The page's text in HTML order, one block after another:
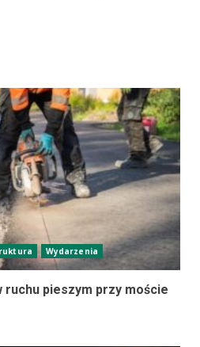
Wydarzenia
ruchu pieszym przy moście